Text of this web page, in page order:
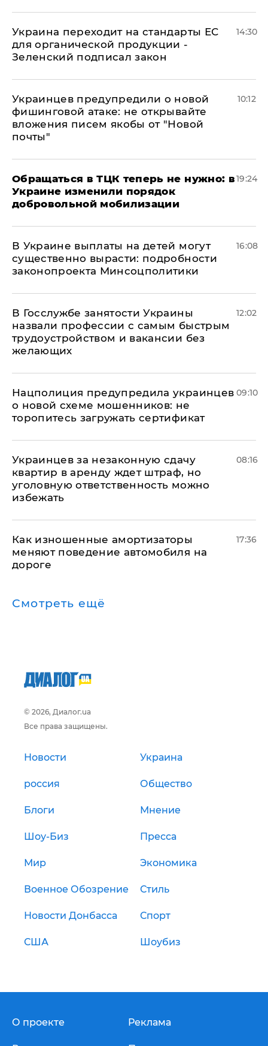
Украина переходит на стандарты ЕС
для органической продукции -
Зеленский подписал закон
14:30
Украинцев предупредили о новой
фишинговой атаке: не открывайте
вложения писем якобы от "Новой
почты"
10:12
Обращаться в ТЦК теперь не нужно: в
Украине изменили порядок
добровольной мобилизации
19:24
В Украине выплаты на детей могут
существенно вырасти: подробности
законопроекта Минсоцполитики
16:08
В Госслужбе занятости Украины
назвали профессии с самым быстрым
трудоустройством и вакансии без
желающих
12:02
Нацполиция предупредила украинцев
о новой схеме мошенников: не
торопитесь загружать сертификат
09:10
Украинцев за незаконную сдачу
квартир в аренду ждет штраф, но
уголовную ответственность можно
избежать
08:16
Как изношенные амортизаторы
меняют поведение автомобиля на
дороге
17:36
Смотреть ещё
© 2026, Диалог.ua
Все права защищены.
Новости Украина
россия Общество
Блоги Мнение
Шоу-Биз Пресса
Мир Экономика
Военное Обозрение Стиль
Новости Донбасса Спорт
США Шоубиз
О проекте Реклама